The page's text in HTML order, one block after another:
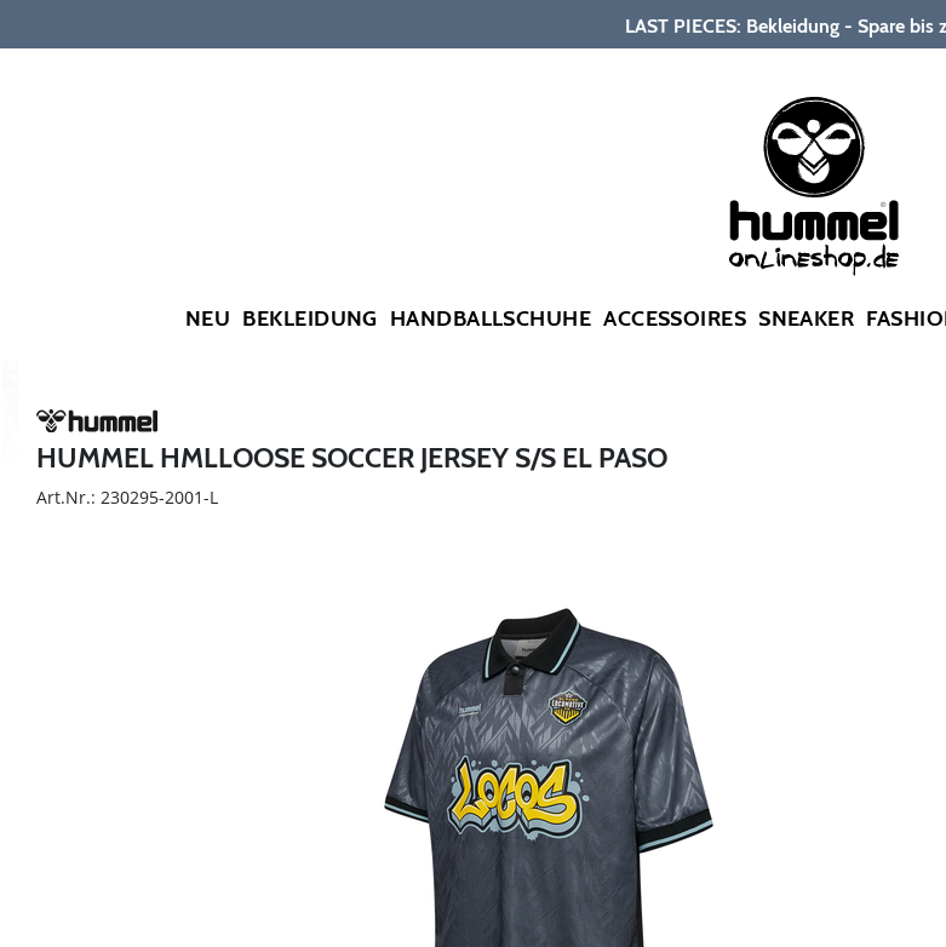
LAST PIECES: Bekleidung - Spare bis
NEU BEKLEIDUNG HANDBALLSCHUHE ACCESSOIRES SNEAKER
HUMMEL HMLLOOSE SOCCER JERSEY S/S EL PASO
Art.Nr.: 230295-2001-L